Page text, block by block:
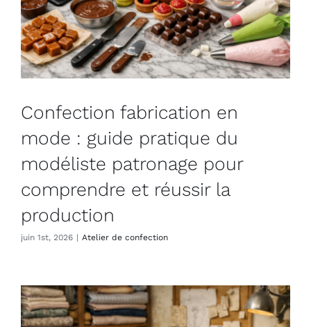
Confection fabrication en
mode : guide pratique du
modéliste patronage pour
comprendre et réussir la
production
juin 1st, 2026 | Atelier de confection